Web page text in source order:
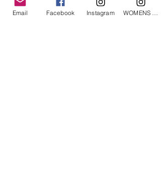
「あなたへのお勧めアイテム」
Email Facebook Instagram